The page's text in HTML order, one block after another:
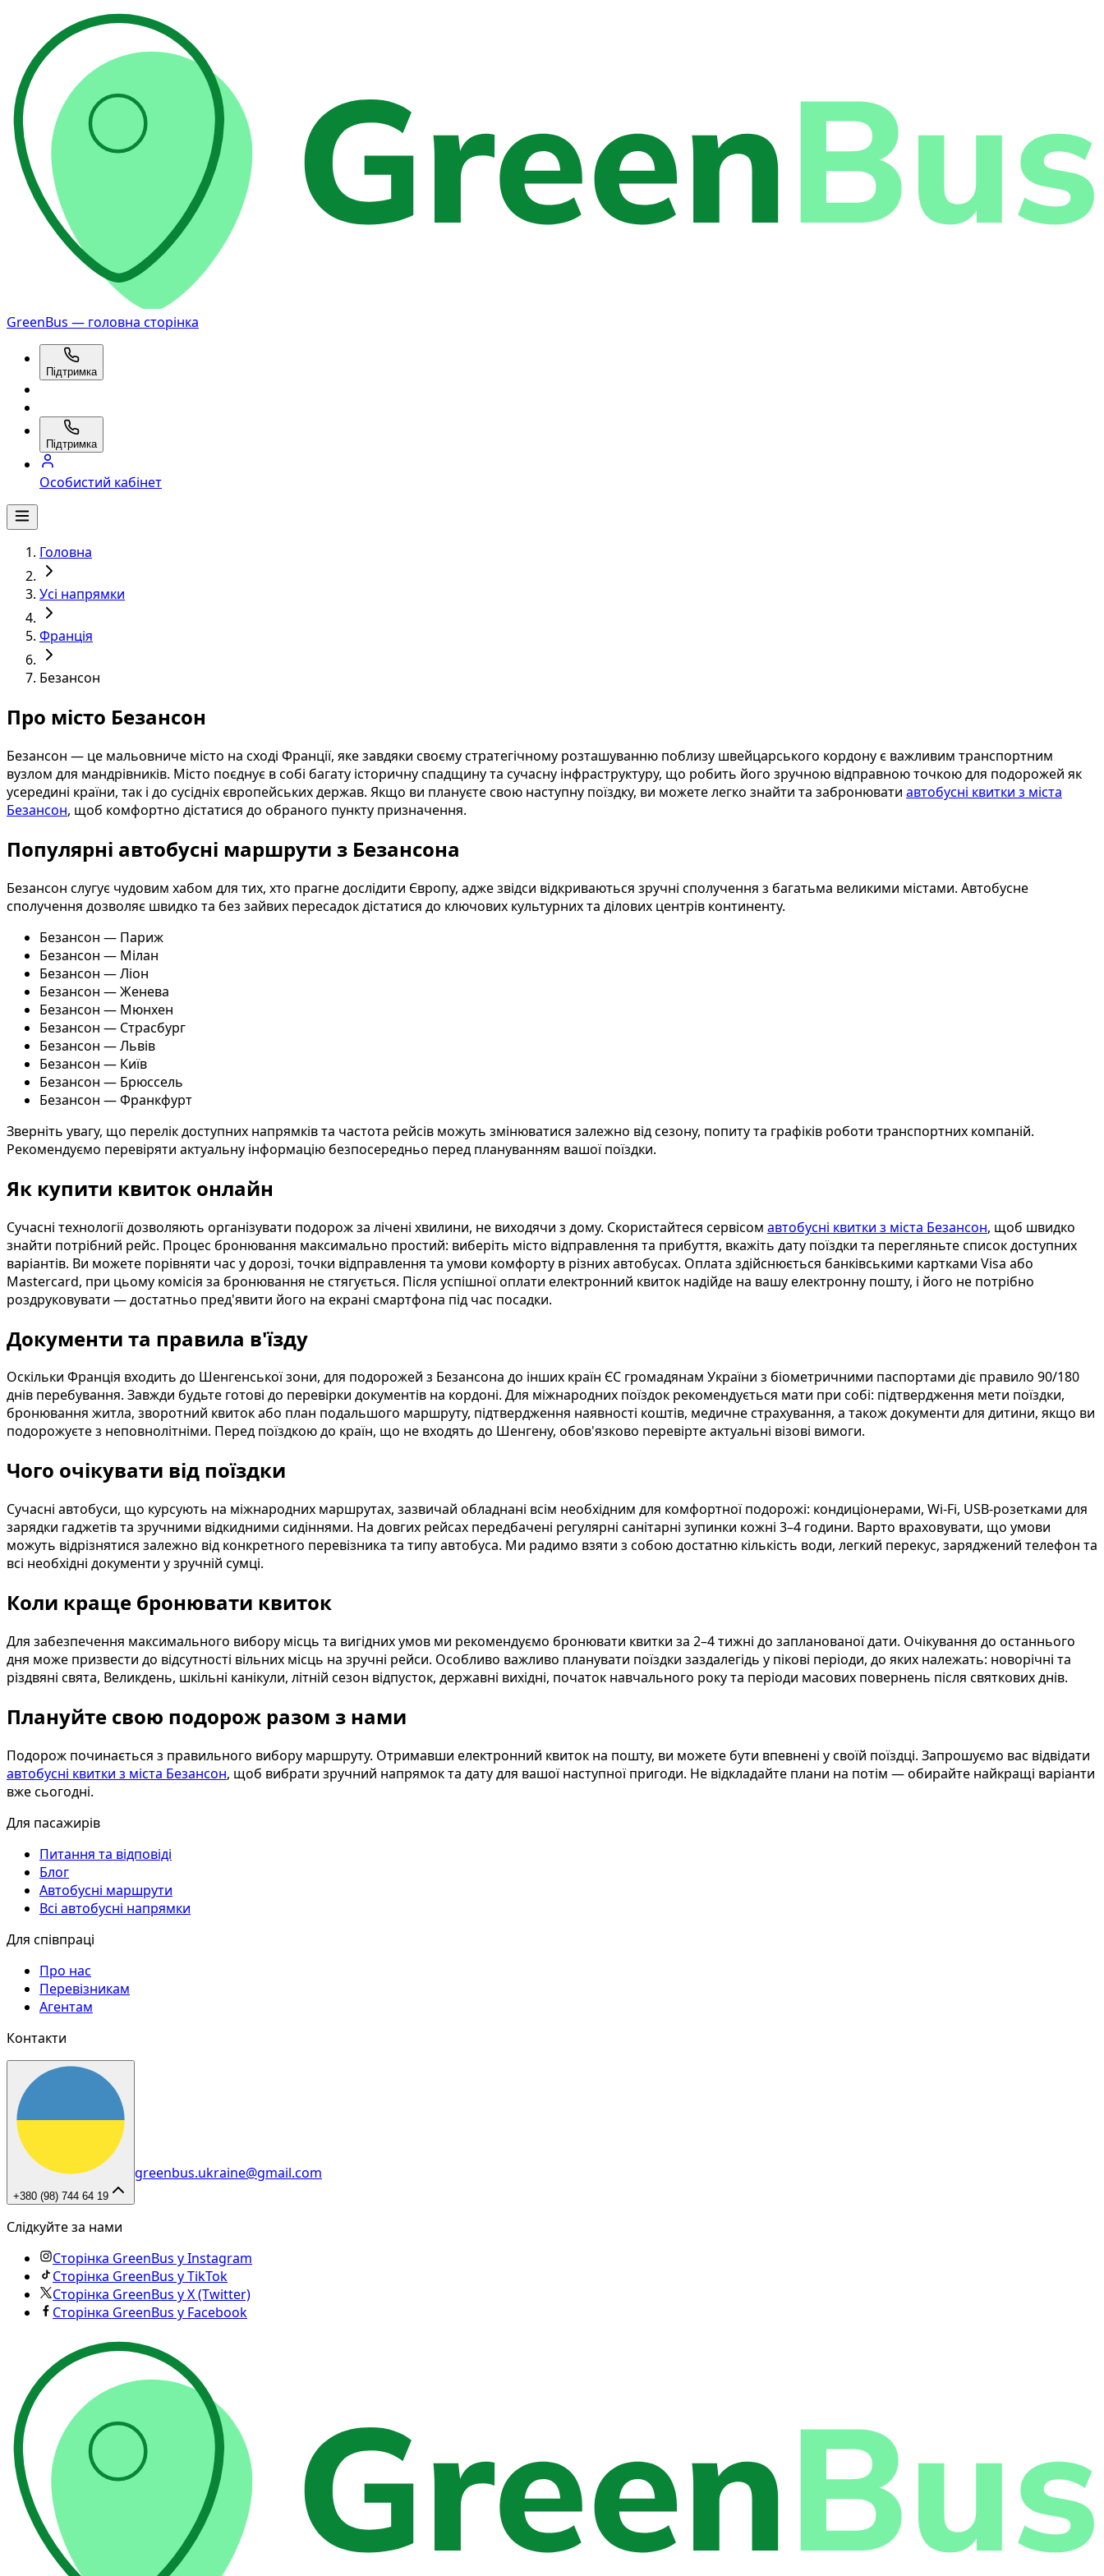
GreenBus — головна сторінка
Підтримка
Підтримка
Особистий кабінет
Головна
Усі напрямки
Франція
Безансон
Про місто Безансон
Безансон — це мальовниче місто на сході Франції, яке завдяки своєму стратегічному розташуванню поблизу швейцарського кордону є важливим транспортним
вузлом для мандрівників. Місто поєднує в собі багату історичну спадщину та сучасну інфраструктуру, що робить його зручною відправною точкою для подорожей як
усередині країни, так і до сусідніх європейських держав. Якщо ви плануєте свою наступну поїздку, ви можете легко знайти та забронювати автобусні квитки з міста
Безансон, щоб комфортно дістатися до обраного пункту призначення.
Популярні автобусні маршрути з Безансона
Безансон слугує чудовим хабом для тих, хто прагне дослідити Європу, адже звідси відкриваються зручні сполучення з багатьма великими містами. Автобусне
сполучення дозволяє швидко та без зайвих пересадок дістатися до ключових культурних та ділових центрів континенту.
Безансон — Париж
Безансон — Мілан
Безансон — Ліон
Безансон — Женева
Безансон — Мюнхен
Безансон — Страсбург
Безансон — Львів
Безансон — Київ
Безансон — Брюссель
Безансон — Франкфурт
Зверніть увагу, що перелік доступних напрямків та частота рейсів можуть змінюватися залежно від сезону, попиту та графіків роботи транспортних компаній.
Рекомендуємо перевіряти актуальну інформацію безпосередньо перед плануванням вашої поїздки.
Як купити квиток онлайн
Сучасні технології дозволяють організувати подорож за лічені хвилини, не виходячи з дому. Скористайтеся сервісом автобусні квитки з міста Безансон, щоб швидко
знайти потрібний рейс. Процес бронювання максимально простий: виберіть місто відправлення та прибуття, вкажіть дату поїздки та перегляньте список доступних
варіантів. Ви можете порівняти час у дорозі, точки відправлення та умови комфорту в різних автобусах. Оплата здійснюється банківськими картками Visa або
Mastercard, при цьому комісія за бронювання не стягується. Після успішної оплати електронний квиток надійде на вашу електронну пошту, і його не потрібно
роздруковувати — достатньо пред'явити його на екрані смартфона під час посадки.
Документи та правила в'їзду
Оскільки Франція входить до Шенгенської зони, для подорожей з Безансона до інших країн ЄС громадянам України з біометричними паспортами діє правило 90/180
днів перебування. Завжди будьте готові до перевірки документів на кордоні. Для міжнародних поїздок рекомендується мати при собі: підтвердження мети поїздки,
бронювання житла, зворотний квиток або план подальшого маршруту, підтвердження наявності коштів, медичне страхування, а також документи для дитини, якщо ви
подорожуєте з неповнолітніми. Перед поїздкою до країн, що не входять до Шенгену, обов'язково перевірте актуальні візові вимоги.
Чого очікувати від поїздки
Сучасні автобуси, що курсують на міжнародних маршрутах, зазвичай обладнані всім необхідним для комфортної подорожі: кондиціонерами, Wi-Fi, USB-розетками для
зарядки гаджетів та зручними відкидними сидіннями. На довгих рейсах передбачені регулярні санітарні зупинки кожні 3–4 години. Варто враховувати, що умови
можуть відрізнятися залежно від конкретного перевізника та типу автобуса. Ми радимо взяти з собою достатню кількість води, легкий перекус, заряджений телефон та
всі необхідні документи у зручній сумці.
Коли краще бронювати квиток
Для забезпечення максимального вибору місць та вигідних умов ми рекомендуємо бронювати квитки за 2–4 тижні до запланованої дати. Очікування до останнього
дня може призвести до відсутності вільних місць на зручні рейси. Особливо важливо планувати поїздки заздалегідь у пікові періоди, до яких належать: новорічні та
різдвяні свята, Великдень, шкільні канікули, літній сезон відпусток, державні вихідні, початок навчального року та періоди масових повернень після святкових днів.
Плануйте свою подорож разом з нами
Подорож починається з правильного вибору маршруту. Отримавши електронний квиток на пошту, ви можете бути впевнені у своїй поїздці. Запрошуємо вас відвідати
автобусні квитки з міста Безансон, щоб вибрати зручний напрямок та дату для вашої наступної пригоди. Не відкладайте плани на потім — обирайте найкращі варіанти
вже сьогодні.
Для пасажирів
Питання та відповіді
Блог
Автобусні маршрути
Всі автобусні напрямки
Для співпраці
Про нас
Перевізникам
Агентам
Контакти
+380 (98) 744 64 19
greenbus.ukraine@gmail.com
Слідкуйте за нами
Сторінка GreenBus у Instagram
Сторінка GreenBus у TikTok
Сторінка GreenBus у X (Twitter)
Сторінка GreenBus у Facebook